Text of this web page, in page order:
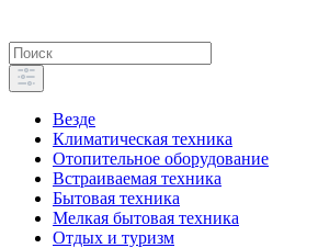
Везде
Климатическая техника
Отопительное оборудование
Встраиваемая техника
Бытовая техника
Мелкая бытовая техника
Отдых и туризм